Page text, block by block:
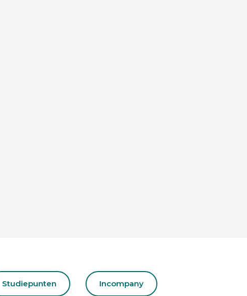
Studiepunten Incompany